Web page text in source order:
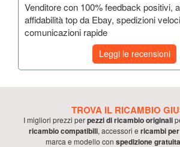
Venditore con 100% feedback positivi,
affidabilità top da Ebay, spedizioni
comunicazioni rapide
Leggi le recensioni
TROVA IL RICAMBIO
I migliori prezzi perpezzi di ricambio originali
ricambio compatibili, accessori e ricambi per
marca e modello con spedizione gratuita